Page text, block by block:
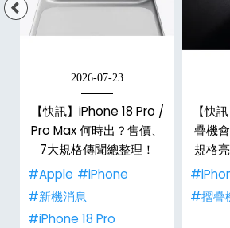
2026-07-23
【快訊】iPhone 18 Pro /
Pro Max 何時出？售價、
7大規格傳聞總整理！
#Apple #iPhone
#新機消息
#iPhone 18 Pro
【快
疊機
規格
#摺疊